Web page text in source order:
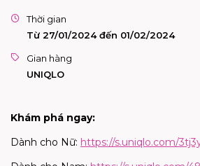
Thời gian
Từ 27/01/2024 đến 01/02/2024
Gian hàng
UNIQLO
Khám phá ngay:
Dành cho Nữ: https://s.uniqlo.com/